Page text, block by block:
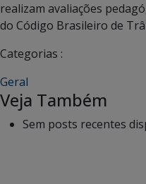
realizam avaliações
do Código Brasileiro de
Categorias :
Geral
Veja Também
Sem posts recentes